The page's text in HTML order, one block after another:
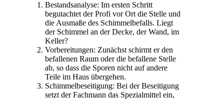
Bestandsanalyse: Im ersten Schritt
begutachtet der Profi vor Ort die Stelle und
die Ausmaße des Schimmelbefalls. Liegt
der Schimmel an der Decke, der Wand, im
Keller?
Vorbereitungen: Zunächst schirmt er den
befallenen Raum oder die befallene Stelle
ab, so dass die Sporen nicht auf andere
Teile im Haus übergehen.
Schimmelbeseitigung: Bei der Beseitigung
setzt der Fachmann das Spezialmittel ein,